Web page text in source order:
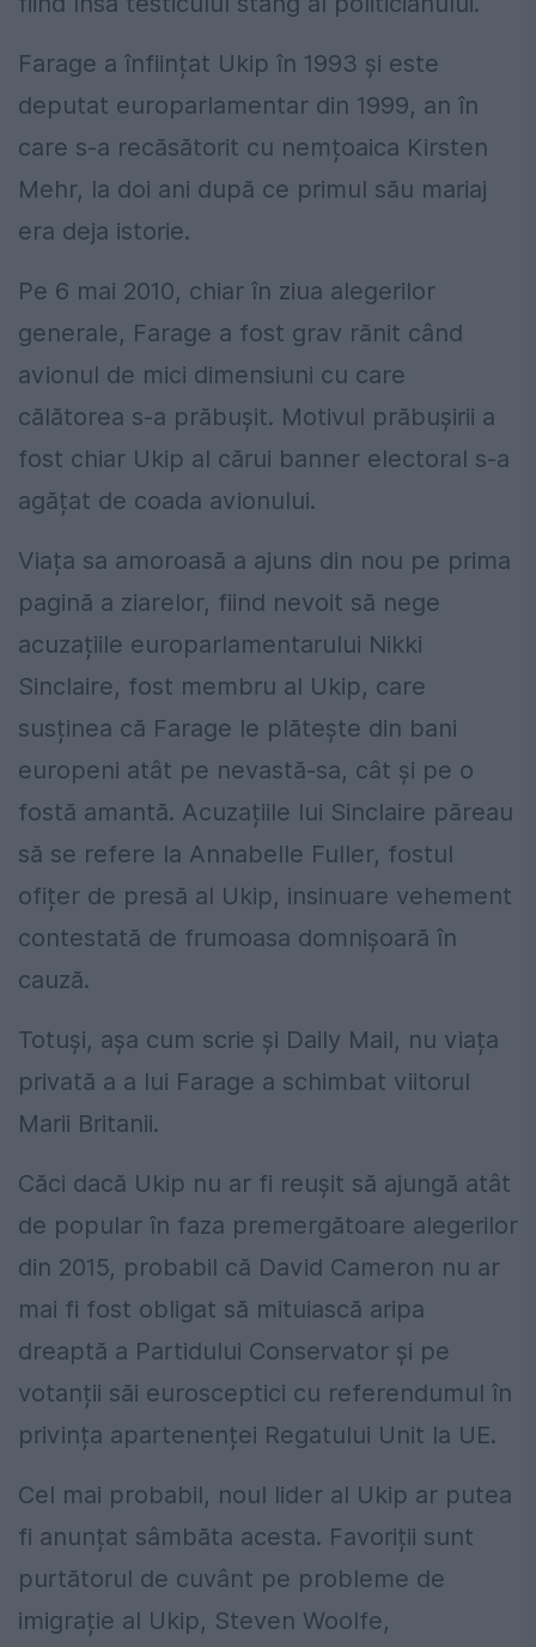
Farage a înființat Ukip în 1993 și este
deputat europarlamentar din 1999, an în
care s-a recăsătorit cu nemțoaica Kirsten
Mehr, la doi ani după ce primul său mariaj
era deja istorie.
Pe 6 mai 2010, chiar în ziua alegerilor
generale, Farage a fost grav rănit când
avionul de mici dimensiuni cu care
călătorea s-a prăbușit. Motivul prăbușirii a
fost chiar Ukip al cărui banner electoral s-a
agățat de coada avionului.
Viața sa amoroasă a ajuns din nou pe prima
pagină a ziarelor, fiind nevoit să nege
acuzațiile europarlamentarului Nikki
Sinclaire, fost membru al Ukip, care
susținea că Farage le plătește din bani
europeni atât pe nevastă-sa, cât și pe o
fostă amantă. Acuzațiile lui Sinclaire păreau
să se refere la Annabelle Fuller, fostul
ofițer de presă al Ukip, insinuare vehement
contestată de frumoasa domnișoară în
cauză.
Totuși, așa cum scrie și Daily Mail, nu viața
privată a a lui Farage a schimbat viitorul
Marii Britanii.
Căci dacă Ukip nu ar fi reușit să ajungă atât
de popular în faza premergătoare alegerilor
din 2015, probabil că David Cameron nu ar
mai fi fost obligat să mituiască aripa
dreaptă a Partidului Conservator și pe
votanții săi eurosceptici cu referendumul în
privința apartenenței Regatului Unit la UE.
Cel mai probabil, noul lider al Ukip ar putea
fi anunțat sâmbăta acesta. Favoriții sunt
purtătorul de cuvânt pe probleme de
imigrație al Ukip, Steven Woolfe,